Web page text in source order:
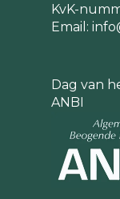
KvK-
Email:
Dag van
ANBI